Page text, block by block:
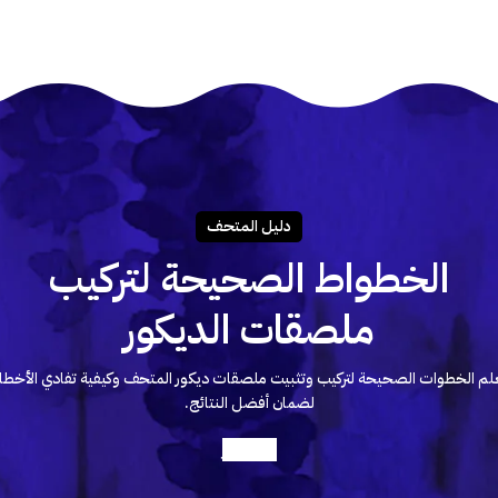
دليـل المتحـف
الخطواط الصحيحة لتركيب
ملصقات الديكور
الخطوات الصحيحة لتركيب وتثبيت ملصقات ديكور المتحف وكيفية تفادي
لضمان أفضل النتائج.